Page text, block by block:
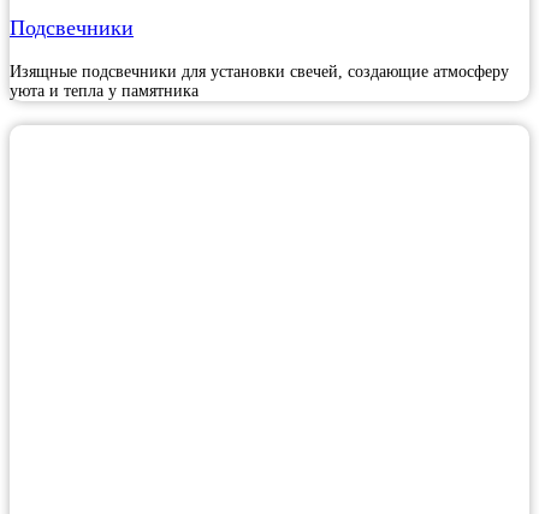
Подсвечники
Изящные подсвечники для установки свечей, создающие атмосферу
уюта и тепла у памятника